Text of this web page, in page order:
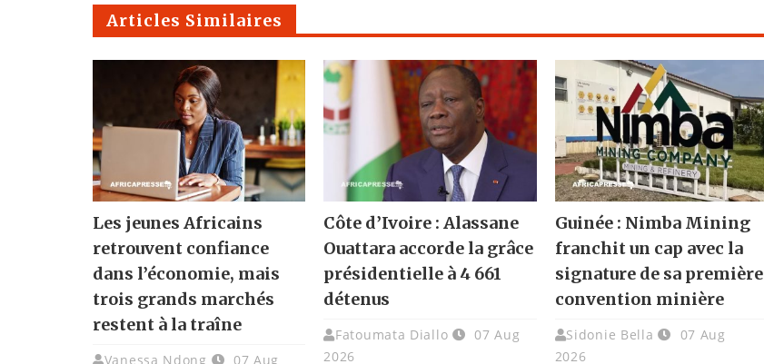
Articles Similaires
Les jeunes Africains
retrouvent confiance
dans l’économie, mais
trois grands marchés
restent à la traîne
Vanessa Ndong
07 Aug
Côte d’Ivoire : Alassane
Ouattara accorde la grâce
présidentielle à 4 661
détenus
Fatoumata Diallo
07 Aug
2026
Guinée : Nimba Mining
franchit un cap avec la
signature de sa première
convention minière
Sidonie Bella
07 Aug
2026